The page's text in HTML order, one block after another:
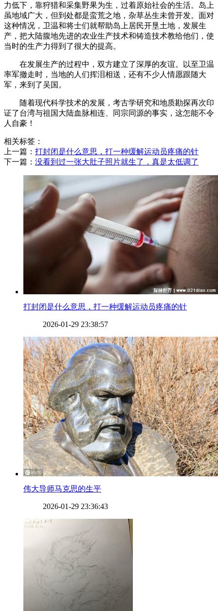
力低下，靠狩猎和采集野果为生，过着原始社会的生活。岛上
虽地域广大，但到处都是蛮荒之地，杂草丛生未曾开发。面对
这种情况，卫温和将士们就帮助岛上居民开垦土地，发展生
产，把大陆腹地先进的农业生产技术和铸造技术教给他们，使
当时的生产力得到了很大的提高。
在发展生产的过程中，双方建立了深厚的友谊。以至卫温
率军撤走时，当地的人们挥泪相送，还有不少人情愿跟随大
军，来到了吴国。
随着现代科学技术的发展，考古学研究和地质勘探再次印
证了台湾与祖国大陆血脉相连、同宗同源的事实，这怎能不令
人自豪！
相关标签：
上一篇： ​打封闭是什么意思，打一种缓解运动员疼痛的针
下一篇： ​没看到过一张大肚子照片就生了，真是太低调了
​打封闭是什么意思，打一种缓解运动员疼痛的针
2026-01-29 23:38:57
​伟大导师马克思的生平
2026-01-29 23:36:43